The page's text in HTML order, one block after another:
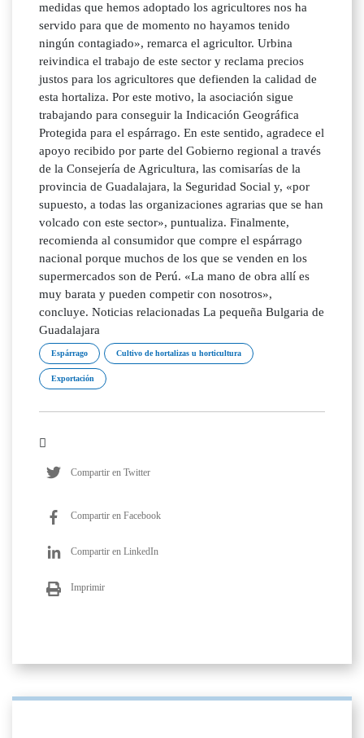
medidas que hemos adoptado los agricultores nos ha
servido para que de momento no hayamos tenido
ningún contagiado», remarca el agricultor. Urbina
reivindica el trabajo de este sector y reclama precios
justos para los agricultores que defienden la calidad de
esta hortaliza. Por este motivo, la asociación sigue
trabajando para conseguir la Indicación Geográfica
Protegida para el espárrago. En este sentido, agradece el
apoyo recibido por parte del Gobierno regional a través
de la Consejería de Agricultura, las comisarías de la
provincia de Guadalajara, la Seguridad Social y, «por
supuesto, a todas las organizaciones agrarias que se han
volcado con este sector», puntualiza. Finalmente,
recomienda al consumidor que compre el espárrago
nacional porque muchos de los que se venden en los
supermercados son de Perú. «La mano de obra allí es
muy barata y pueden competir con nosotros»,
concluye. Noticias relacionadas La pequeña Bulgaria de
Guadalajara
Espárrago Cultivo de hortalizas u horticultura
Exportación
Compartir en Twitter
Compartir en Facebook
Compartir en LinkedIn
Imprimir